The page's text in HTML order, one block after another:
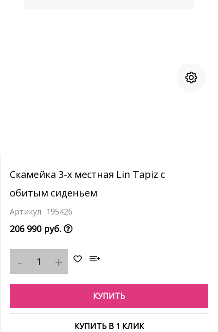
Скамейка 3-х местная Lin Tapiz с
обитым сиденьем
195426
206 990 руб.
КУПИТЬ
КУПИТЬ В 1 КЛИК